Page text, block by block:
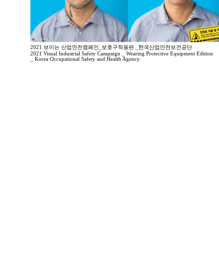
2021 보이는 산업안전캠페인_보호구착용편 _한국산업안전보건공단
2021 Visual Industrial Safety Campaign _ Wearing Protective Equipment Edition
_ Korea Occupational Safety and Health Agency